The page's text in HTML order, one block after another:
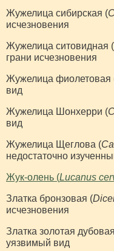
Жужелица сибирская (
исчезновения
Жужелица ситовидная (
грани исчезновения
Жужелица фиолетовая
вид
Жужелица Шонхерри (
вид
Жужелица Щеглова (
недостаточно
Жук-олень (Lucanus
Златка бронзовая (
исчезновения
Златка золотая
уязвимый вид